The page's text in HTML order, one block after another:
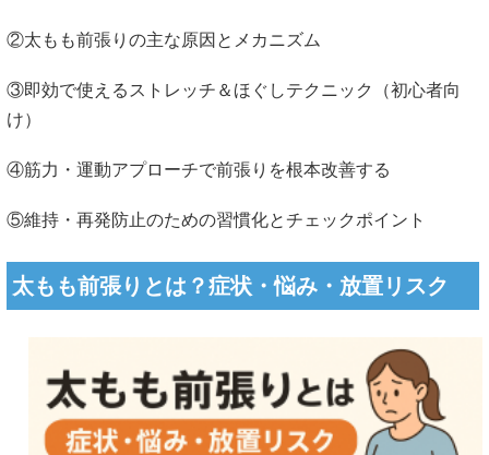
②太もも前張りの主な原因とメカニズム
③即効で使えるストレッチ＆ほぐしテクニック（初心者向
け）
④筋力・運動アプローチで前張りを根本改善する
⑤維持・再発防止のための習慣化とチェックポイント
太もも前張りとは？症状・悩み・放置リスク